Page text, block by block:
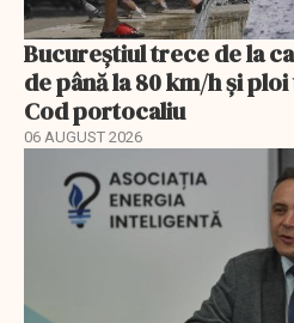
Bucureștiul trece de la
de până la 80 km/h și
Cod portocaliu
06 AUGUST 2026